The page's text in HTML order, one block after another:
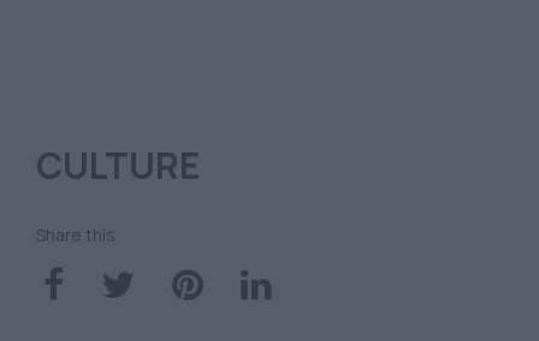
CULTURE
Share this